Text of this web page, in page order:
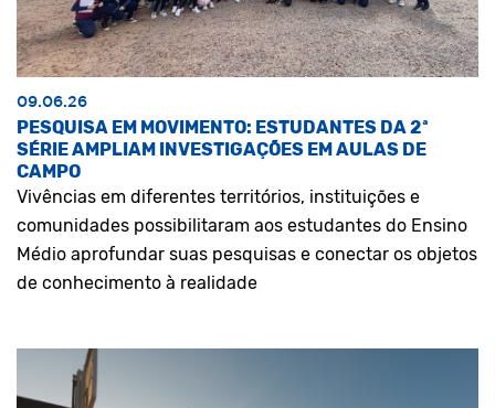
09.06.26
PESQUISA EM MOVIMENTO: ESTUDANTES DA 2ª
SÉRIE AMPLIAM INVESTIGAÇÕES EM AULAS DE
CAMPO
Vivências em diferentes territórios, instituições e
comunidades possibilitaram aos estudantes do Ensino
Médio aprofundar suas pesquisas e conectar os objetos
de conhecimento à realidade